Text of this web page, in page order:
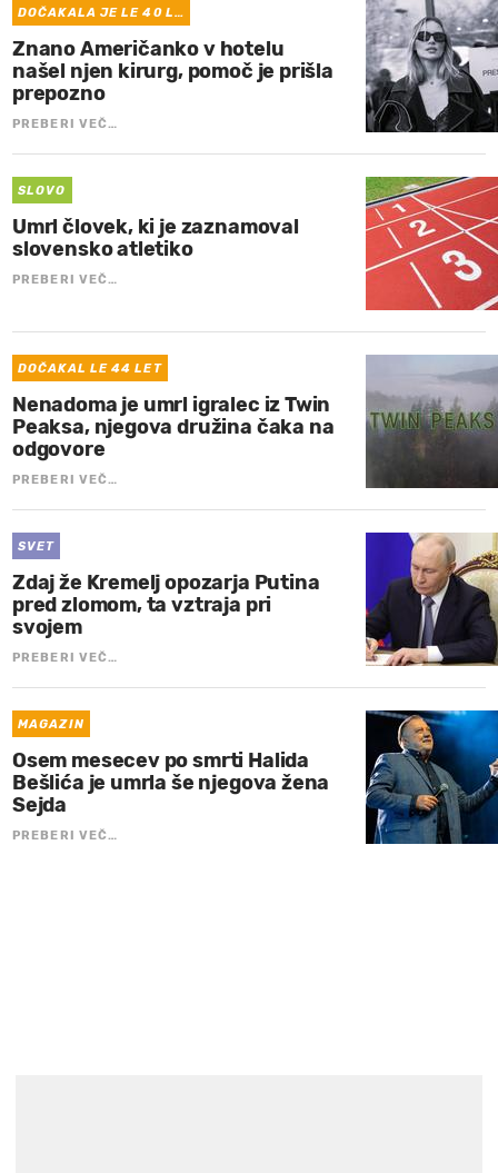
DOČAKALA JE LE 40 L…
Znano Američanko v hotelu
našel njen kirurg, pomoč je prišla
prepozno
PREBERI VEČ…
SLOVO
Umrl človek, ki je zaznamoval
slovensko atletiko
PREBERI VEČ…
DOČAKAL LE 44 LET
Nenadoma je umrl igralec iz Twin
Peaksa, njegova družina čaka na
odgovore
PREBERI VEČ…
SVET
Zdaj že Kremelj opozarja Putina
pred zlomom, ta vztraja pri
svojem
PREBERI VEČ…
MAGAZIN
Osem mesecev po smrti Halida
Bešlića je umrla še njegova žena
Sejda
PREBERI VEČ…